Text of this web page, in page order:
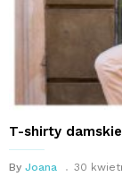
T-shirty
By Joana 30